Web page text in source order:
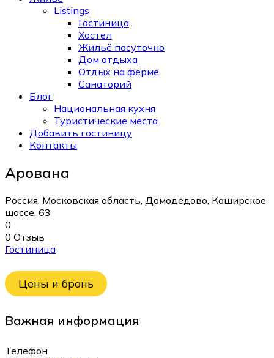
Listings
Гостиница
Хостел
Жильё посуточно
Дом отдыха
Отдых на ферме
Санаторий
Блог
Национальная кухня
Туристические места
Добавить гостиницу
Контакты
Арована
Россия, Московская область, Домодедово, Каширское
шоссе, 63
0
0 Отзыв
Гостиница
Цены и бронь
Важная информация
Телефон